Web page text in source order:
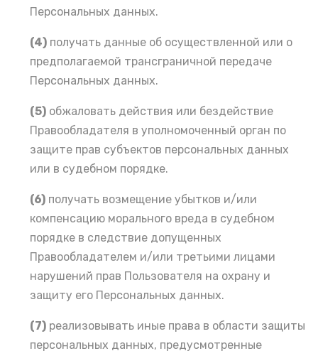
Персональных данных.
(4) получать данные об осуществленной или о
предполагаемой трансграничной передаче
Персональных данных.
(5) обжаловать действия или бездействие
Правообладателя в уполномоченный орган по
защите прав субъектов персональных данных
или в судебном порядке.
(6) получать возмещение убытков и/или
компенсацию морального вреда в судебном
порядке в следствие допущенных
Правообладателем и/или третьими лицами
нарушений прав Пользователя на охрану и
защиту его Персональных данных.
(7) реализовывать иные права в области защиты
персональных данных, предусмотренные